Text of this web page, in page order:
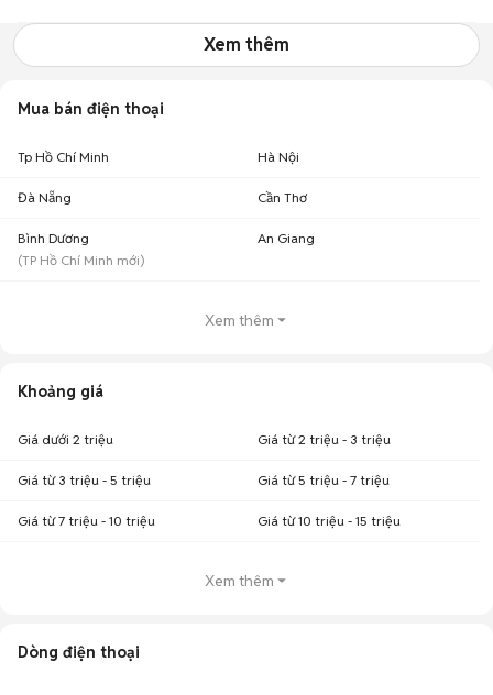
Xem thêm
Mua bán điện thoại
Tp Hồ Chí Minh Hà Nội
Đà Nẵng Cần Thơ
Bình Dương
(TP Hồ Chí Minh mới)
An Giang
Xem thêm
Khoảng giá
Giá dưới 2 triệu Giá từ 2 triệu - 3 triệu
Giá từ 3 triệu - 5 triệu Giá từ 5 triệu - 7 triệu
Giá từ 7 triệu - 10 triệu Giá từ 10 triệu - 15 triệu
Xem thêm
Dòng điện thoại